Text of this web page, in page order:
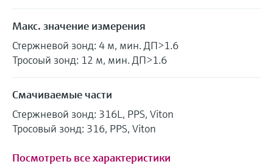
Макс. значение измерения
Стержневой зонд: 4 м, мин. ДП>1.6
Тросоый зонд: 12 м, мин. ДП>1.6
Смачиваемые части
Стержневой зонд: 316L, PPS, Viton
Тросовый зонд: 316, PPS, Viton
Посмотреть все характеристики